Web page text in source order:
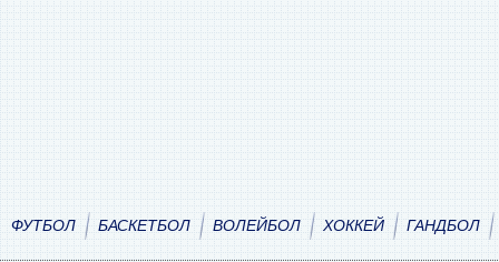
ФУТБОЛ БАСКЕТБОЛ ВОЛЕЙБОЛ ХОККЕЙ ГАНДБОЛ